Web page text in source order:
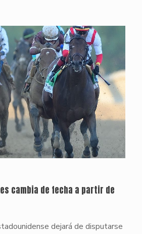
cambia de fecha a partir de
dejará de disputarse